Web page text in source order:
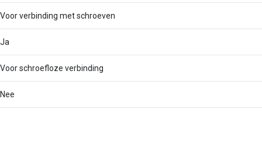
Voor verbinding met schroeven
Ja
Voor schroefloze verbinding
Nee